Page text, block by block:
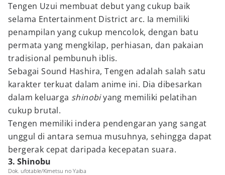
Tengen Uzui membuat debut yang cukup baik
selama Entertainment District arc. Ia memiliki
penampilan yang cukup mencolok, dengan batu
permata yang mengkilap, perhiasan, dan pakaian
tradisional pembunuh iblis.
Sebagai Sound Hashira, Tengen adalah salah satu
karakter terkuat dalam anime ini. Dia dibesarkan
dalam keluarga shinobiyang memiliki pelatihan
cukup brutal.
Tengen memiliki indera pendengaran yang sangat
unggul di antara semua musuhnya, sehingga dapat
bergerak cepat daripada kecepatan suara.
3. Shinobu
Dok. ufotable/Kimetsu no Yaiba